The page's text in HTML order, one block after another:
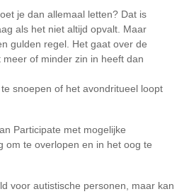
je dan allemaal letten? Dat is
als het niet altijd opvalt. Maar
gulden regel. Het gaat over de
of minder zin in heeft dan
snoepen of het avondritueel loopt
Participate met mogelijke
om te overlopen en in het oog te
voor autistische personen, maar kan